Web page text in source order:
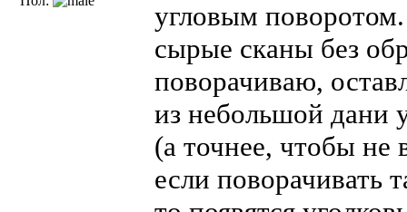
угловым
сырые сканы без
поворачиваю,
из небольшой дани
(а точнее, чтобы
если поворачивать